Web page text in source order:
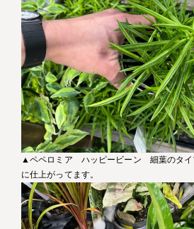
▲ペペロミア ハッピービーン 細葉のタイ
に仕上がってます。